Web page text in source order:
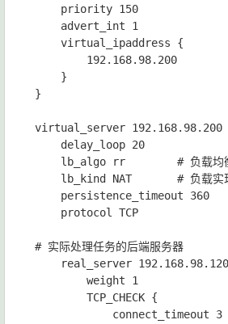
    priority 150
    advert_int 1
    virtual_ipaddress {
        192.168.98.200
    }
}
virtual_server 192.168.98.200
    delay_loop 20
lb_algo rr        # 负载均
lb_kind NAT       # 负载实
    persistence_timeout 360
    protocol TCP
# 实际处理任务的后端服务器
real_server
        weight 1
TCP_CHECK {
            connect_timeout 3